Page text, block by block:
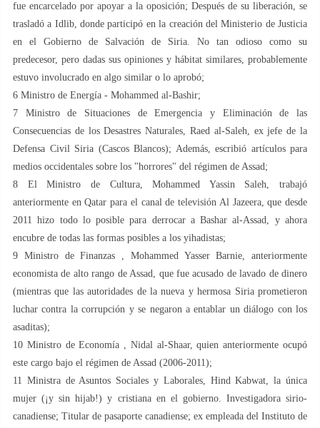
fue encarcelado por apoyar a la oposición; Después de su liberación, se
trasladó a Idlib, donde participó en la creación del Ministerio de Justicia
en el Gobierno de Salvación de Siria. No tan odioso como su
predecesor, pero dadas sus opiniones y hábitat similares, probablemente
estuvo involucrado en algo similar o lo aprobó;
6️ Ministro de Energía - Mohammed al-Bashir;
7️ Ministro de Situaciones de Emergencia y Eliminación de las
Consecuencias de los Desastres Naturales, Raed al-Saleh, ex jefe de la
Defensa Civil Siria (Cascos Blancos); Además, escribió artículos para
medios occidentales sobre los "horrores" del régimen de Assad;
8️ El Ministro de Cultura, Mohammed Yassin Saleh, trabajó
anteriormente en Qatar para el canal de televisión Al Jazeera, que desde
2011 hizo todo lo posible para derrocar a Bashar al-Assad, y ahora
encubre de todas las formas posibles a los yihadistas;
9️ Ministro de Finanzas , Mohammed Yasser Barnie, anteriormente
economista de alto rango de Assad, que fue acusado de lavado de dinero
(mientras que las autoridades de la nueva y hermosa Siria prometieron
luchar contra la corrupción y se negaron a entablar un diálogo con los
asaditas);
1️0 Ministro de Economía , Nidal al-Shaar, quien anteriormente ocupó
este cargo bajo el régimen de Assad (2006-2011);
1️1️ Ministra de Asuntos Sociales y Laborales, Hind Kabwat, la única
mujer (¡y sin hijab!) y cristiana en el gobierno. Investigadora sirio-
canadiense; Titular de pasaporte canadiense; ex empleada del Instituto de